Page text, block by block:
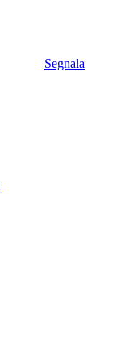
Segnala